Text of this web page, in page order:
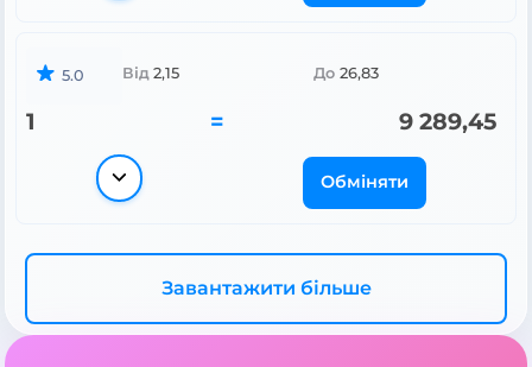
5.0 Від 2,15 До 26,83
1 = 9 289,45
Обміняти
Завантажити більше